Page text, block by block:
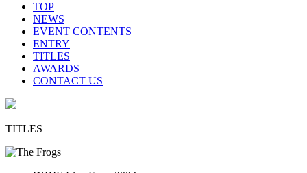
TOP
NEWS
EVENT CONTENTS
ENTRY
TITLES
AWARDS
CONTACT US
TITLES